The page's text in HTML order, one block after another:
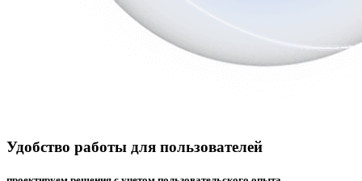
Удобство работы для пользователей